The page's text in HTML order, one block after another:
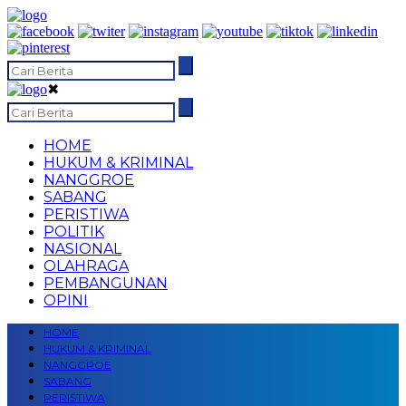
✖
HOME
HUKUM & KRIMINAL
NANGGROE
SABANG
PERISTIWA
POLITIK
NASIONAL
OLAHRAGA
PEMBANGUNAN
OPINI
HOME
HUKUM & KRIMINAL
NANGGROE
SABANG
PERISTIWA